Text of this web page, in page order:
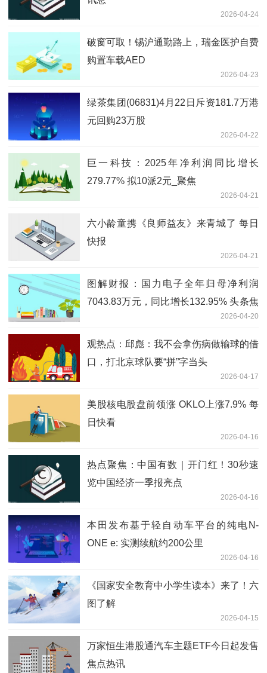
2026-04-24
破窗可取！锡沪通勤路上，瑞金医护自费
购置车载AED
2026-04-23
绿茶集团(06831)4月22日斥资181.7万港
元回购23万股
2026-04-22
巨一科技：2025年净利润同比增长
279.77% 拟10派2元_聚焦
2026-04-21
六小龄童携《良师益友》来青城了 每日
快报
2026-04-21
图解财报：国力电子全年归母净利润
7043.83万元，同比增长132.95% 头条焦
2026-04-20
观热点：邱彪：我不会拿伤病做输球的借
口，打北京球队要“拼”字当头
2026-04-17
美股核电股盘前领涨 OKLO上涨7.9% 每
日快看
2026-04-16
热点聚焦：中国有数｜开门红！30秒速
览中国经济一季报亮点
2026-04-16
本田发布基于轻自动车平台的纯电N-
ONE e: 实测续航约200公里
2026-04-16
《国家安全教育中小学生读本》来了！六
图了解
2026-04-15
万家恒生港股通汽车主题ETF今日起发售
焦点热讯